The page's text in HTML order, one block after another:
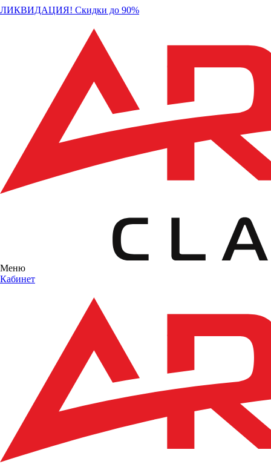
ЛИКВИДАЦИЯ! Скидки до 90%
Меню
Кабинет